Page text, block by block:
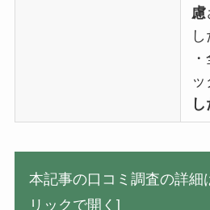
慮
本記事の口コミ調査の詳細
リックで開く]